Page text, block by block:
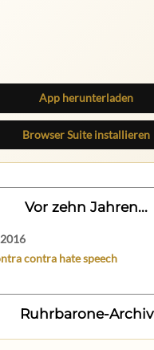
App herunterladen
Browser Suite installieren
Vor zehn Jahren...
contra hate speech
Ruhrbarone-Archiv